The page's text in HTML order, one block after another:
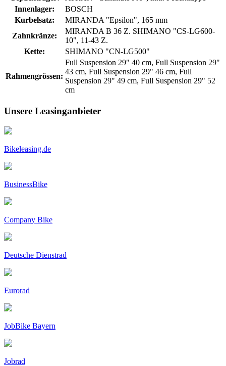
Innenlager:
BOSCH
Kurbelsatz:
MIRANDA "Epsilon", 165 mm
Zahnkränze:
MIRANDA B 36 Z. SHIMANO "CS-LG600-
10", 11-43 Z.
Kette:
SHIMANO "CN-LG500"
Rahmengrössen:
Full Suspension 29" 40 cm, Full Suspension 29"
43 cm, Full Suspension 29" 46 cm, Full
Suspension 29" 49 cm, Full Suspension 29" 52
cm
Unsere Leasinganbieter
Bikeleasing.de
BusinessBike
Company Bike
Deutsche Dienstrad
Eurorad
JobBike Bayern
Jobrad